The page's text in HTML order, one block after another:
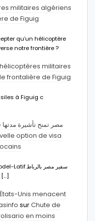
militaires algériens
de Figuig
qu’un hélicoptère
notre frontière ?
militaires
frontalière de Figuig
à Figuig c
مصر تمنح تأشيرة
option de visa
ووفقا له، فإن هذا الإجراء يهدف إلى […]
Unis menacent
surChute de
en moins